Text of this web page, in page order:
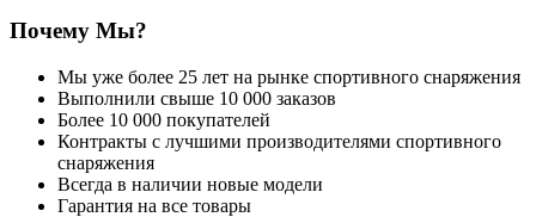
Почему Мы?
Мы уже более 25 лет на рынке спортивного снаряжения
Выполнили свыше 10 000 заказов
Более 10 000 покупателей
Контракты с лучшими производителями спортивного
снаряжения
Всегда в наличии новые модели
Гарантия на все товары